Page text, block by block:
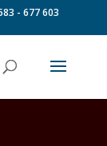
- 677 603